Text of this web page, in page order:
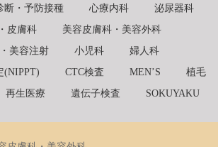
断・予防接種
心療内科
泌尿器科
皮膚科
美容皮膚科・美容外科
美容注射
小児科
婦人科
(NIPPT)
CTC検査 MEN’S
植毛
再生医療 遺伝子検査 SOKUYAKU